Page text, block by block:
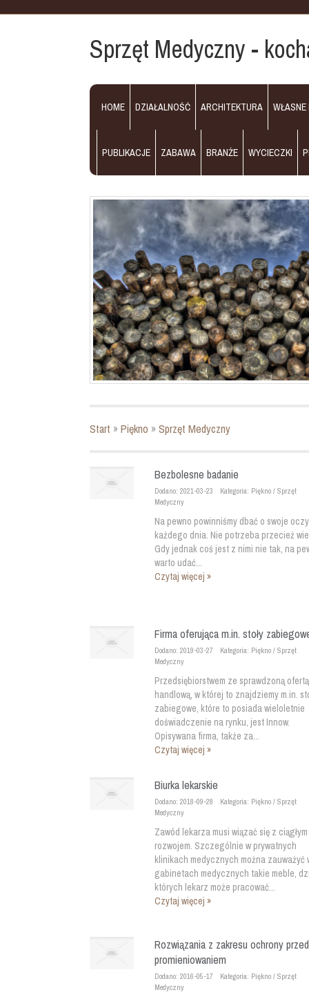
Sprzęt Medyczny -
HOME DZIAŁALNOŚĆ ARCHITEKTURA WŁASNE
PUBLIKACJE ZABAWA BRANŻE WYCIECZKI
Start »Piękno »Sprzęt Medyczny
Bezbolesne badanie
Dodano: 2021-03-23
Kategoria: Piękno / Sprzęt
Medyczny
Na pewno powinniśmy dbać o swoje oczy
każdego dnia. Nie potrzeba przecież
Gdy jednak coś jest z nimi nie tak, na
warto udać...
Czytaj więcej »
Firma oferująca m.in. stoły
Dodano: 2019-03-27
Kategoria: Piękno / Sprzęt
Medyczny
Przedsiębiorstwem ze sprawdzoną ofertą
handlową, w której to znajdziemy m.in.
zabiegowe, które to posiada wieloletnie
doświadczenie na rynku, jest Innow.
Opisywana firma, także za...
Czytaj więcej »
Biurka lekarskie
Dodano: 2018-09-28
Kategoria: Piękno / Sprzęt
Medyczny
Zawód lekarza musi wiązać się z ciągłym
rozwojem. Szczególnie w prywatnych
klinikach medycznych można zauważyć
gabinetach medycznych takie meble,
których lekarz może pracować...
Czytaj więcej »
Rozwiązania z zakresu ochrony przed
promieniowaniem
Dodano: 2016-05-17
Kategoria: Piękno / Sprzęt
Medyczny